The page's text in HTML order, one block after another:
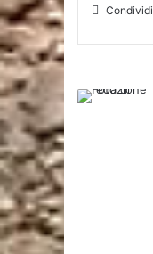
Condividi